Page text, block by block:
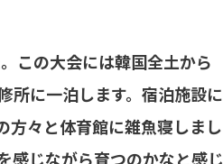
この大会には韓国全土から
所に一泊します。宿泊施設に
方々と体育館に雑魚寝しまし